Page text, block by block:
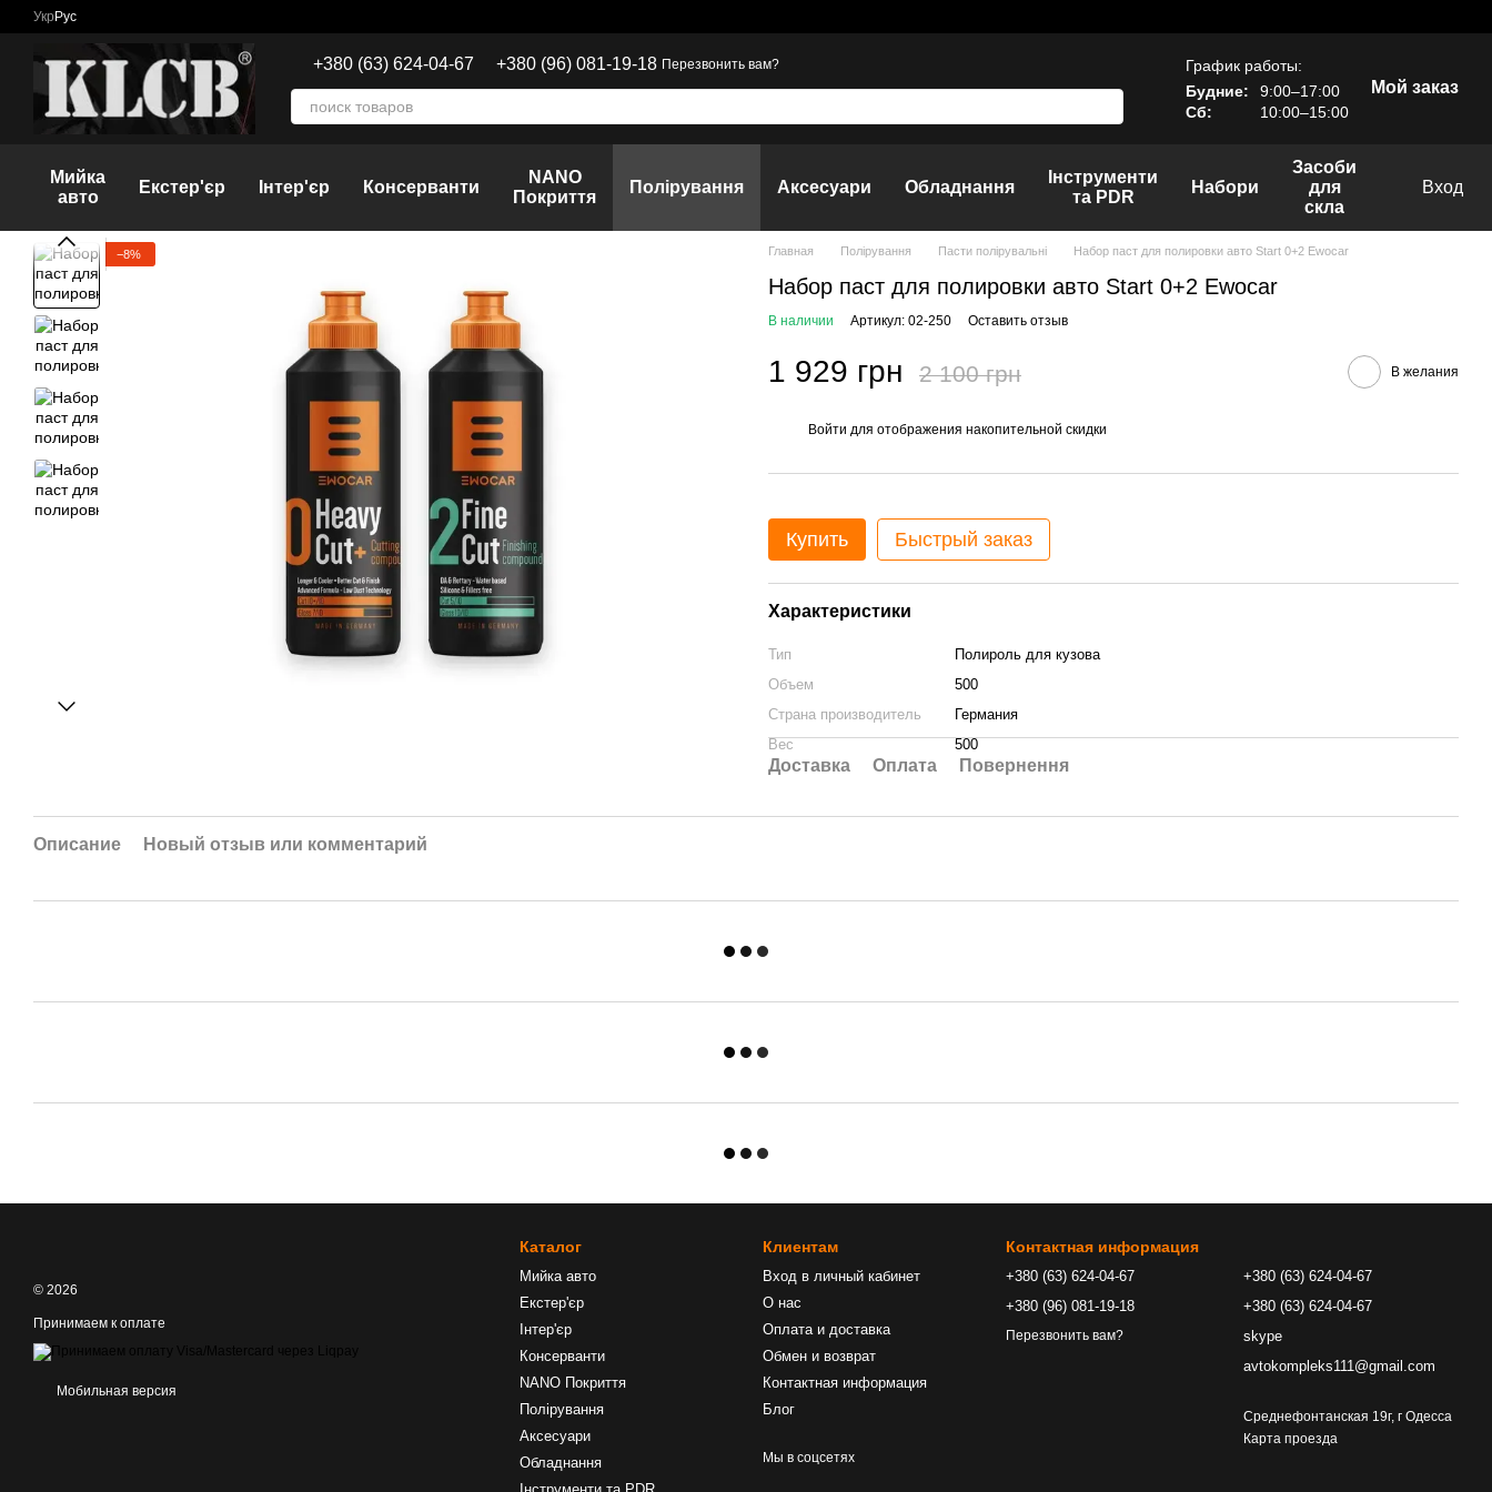
Перейти к основному контенту
Укр Рус
+380 (63) 624-04-67 +380 (96) 081-19-18 Перезвонить вам?
График работы:
Будние:
9:00–17:00
Сб:
10:00–15:00
Мой заказ
Мийка
авто
Екстер'єр Інтер'єр Консерванти
NANO
Покриття
Полірування Аксесуари Обладнання
Інструменти
та PDR
Набори
Засоби
для
скла
Вход
−8% Главная Полірування Пасти полірувальні Набор паст для полировки авто Start 0+2 Ewocar
Набор паст для полировки авто Start 0+2 Ewocar
В наличии Артикул: 02-250 Оставить отзыв
1 929 грн 2 100 грн В желания
Войти для отображения накопительной скидки
Купить Быстрый заказ
Характеристики
Тип
Полироль для кузова
Объем
500
Страна производитель
Германия
Вес
500
Доставка Оплата Повернення
Описание Новый отзыв или комментарий
© 2026
Принимаем к оплате
Мобильная версия
Каталог
Мийка авто
Екстер'єр
Інтер'єр
Консерванти
NANO Покриття
Полірування
Аксесуари
Обладнання
Клиентам
Вход в личный кабинет
О нас
Оплата и доставка
Обмен и возврат
Контактная информация
Блог
Мы в соцсетях
Контактная информация
+380 (63) 624-04-67
+380 (96) 081-19-18
Перезвонить вам?
+380 (63) 624-04-67
+380 (63) 624-04-67
skype
avtokompleks111@gmail.com
Среднефонтанская 19г, г Одесса
Карта проезда